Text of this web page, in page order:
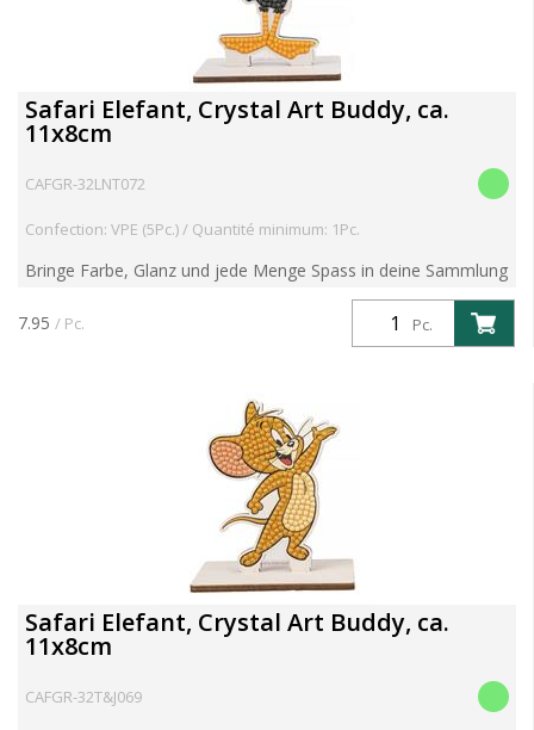
Safari Elefant, Crystal Art Buddy, ca.
11x8cm
CAFGR-32LNT072
Confection: VPE (5Pc.) / Quantité minimum: 1Pc.
Bringe Farbe, Glanz und jede Menge Spass in deine Sammlung
mit der Serie 6 der beliebten Crystal Art Buddies Kits! Diese
preisgekrönten DIY-Figuren kombinieren nostalgisc...
Pc.
7.95 / Pc.
Safari Elefant, Crystal Art Buddy, ca.
11x8cm
CAFGR-32T&J069